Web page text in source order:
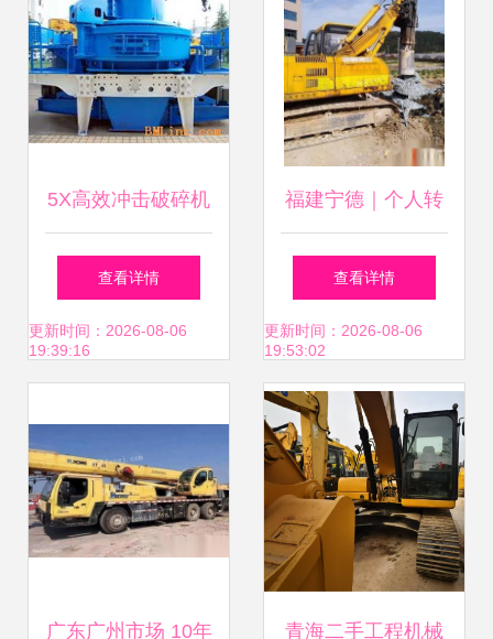
代前沿的技术洪
流。苏州梅雨季里
工程师们已经开始
新一天的工艺改革
座谈会。在这个有
太多旧时愁思的城
市，一群穿戴蓝色
职业服与防水工作
靴的技术青年，开
其他二手工程机械
供求图片栏目
5X高效冲击破碎机
重塑工程机械生产
力的新标杆
查看详情
更新时间：2026-08-06
19:39:16
福建宁德｜个人转
行，低价转让全液
压履带360度旋挖
机及工程机械
查看详情
更新时间：2026-08-06
19:53:02
广东广州市场 10年 青海二手工程机械